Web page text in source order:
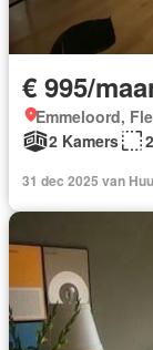
€ 995/
Emmeloord,
2 Kamers
31 dec 2025 van